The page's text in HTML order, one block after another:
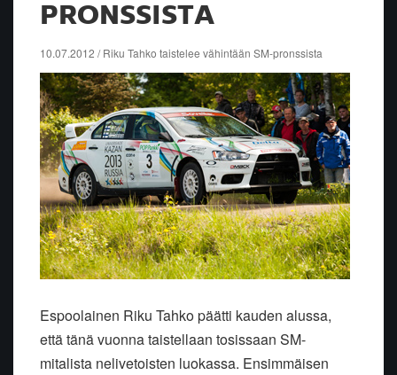
PRONSSISTA
10.07.2012 / Riku Tahko taistelee vähintään SM-pronssista
Espoolainen Riku Tahko päätti kauden alussa,
että tänä vuonna taistellaan tosissaan SM-
mitalista nelivetoisten luokassa. Ensimmäisen